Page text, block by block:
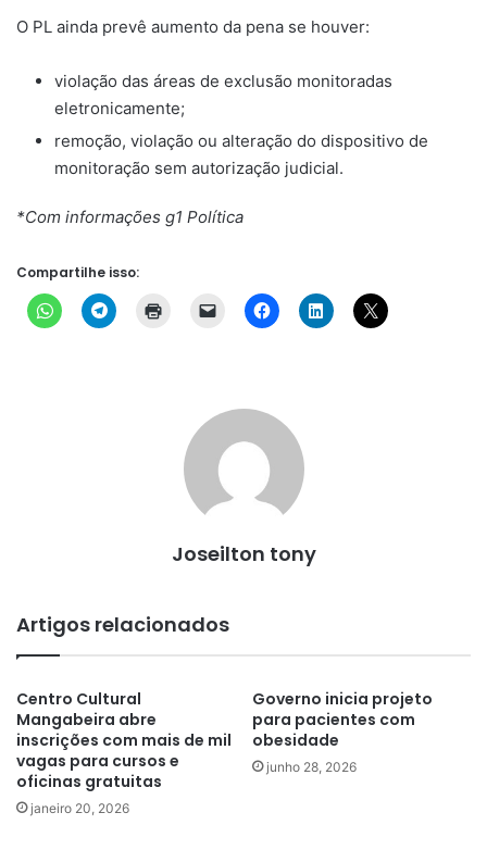
O PL ainda prevê aumento da pena se houver:
violação das áreas de exclusão monitoradas
eletronicamente;
remoção, violação ou alteração do dispositivo de
monitoração sem autorização judicial.
*Com informações g1 Política
Compartilhe isso:
Joseilton tony
Artigos relacionados
Centro Cultural
Mangabeira abre
inscrições com mais de mil
vagas para cursos e
oficinas gratuitas
janeiro 20, 2026
Governo inicia projeto
para pacientes com
obesidade
junho 28, 2026